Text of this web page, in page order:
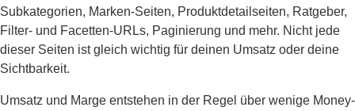
Subkategorien, Marken-Seiten, Produktdetailseiten, Ratgeber,
Filter- und Facetten-URLs, Paginierung und mehr. Nicht jede
dieser Seiten ist gleich wichtig für deinen Umsatz oder deine
Sichtbarkeit.
Umsatz und Marge entstehen in der Regel über wenige Money-